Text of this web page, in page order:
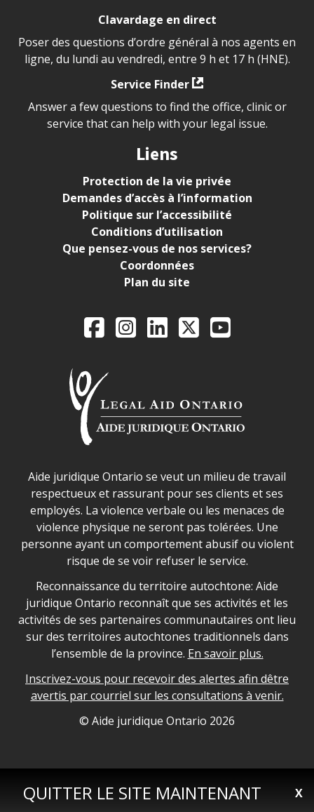
QUITTER LE SITE MAINTENANT X
Clavardage en direct
Poser des questions d’ordre général à nos agents en
ligne, du lundi au vendredi, entre 9 h et 17 h (HNE).
Service Finder
Answer a few questions to find the office, clinic or
service that can help with your legal issue.
Liens
Protection de la vie privée
Demandes d’accès à l’information
Politique sur l’accessibilité
Conditions d’utilisation
Que pensez-vous de nos services?
Coordonnées
Plan du site
Legal Aid Ontario
FacebookInstagram
LinkedIn
X YouTube
Déclaration sur la sécurité dans les locaux d'AJO.
Aide juridique Ontario se veut un milieu de travail
respectueux et rassurant pour ses clients et ses
employés. La violence verbale ou les menaces de
violence physique ne seront pas tolérées. Une
personne ayant un comportement abusif ou violent
risque de se voir refuser le service.
Legal Aid Ontario land acknowledgement
Reconnaissance du territoire autochtone: Aide
juridique Ontario reconnaît que ses activités et les
activités de ses partenaires communautaires ont lieu
sur des territoires autochtones traditionnels dans
l’ensemble de la province. En savoir plus.
Inscrivez-vous pour recevoir des alertes afin dêtre
avertis par courriel sur les consultations à venir.
Legal Aid Ontario copyright information
© Aide juridique Ontario 2026